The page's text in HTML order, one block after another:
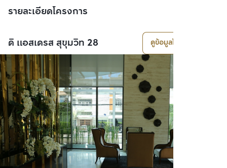
รายละเอียดโครงการ
ดิ แอสเดรส สุขุมวิท 28 ดูข้อมูลโครงการ